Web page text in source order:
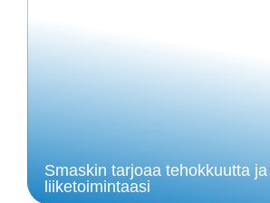
Smaskin tarjoaa tehokkuutta
liiketoimintaasi